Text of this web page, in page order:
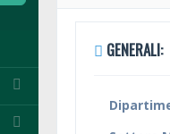
GENERALI: